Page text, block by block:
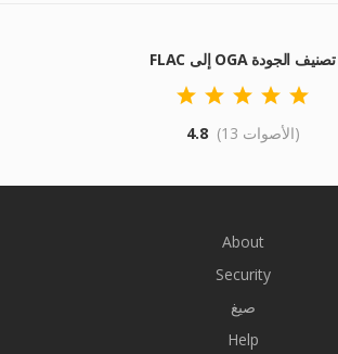
FLAC إلى OGA تصنيف الجودة
4.8 (13 الأصوات)
About
Security
صيغ
Help